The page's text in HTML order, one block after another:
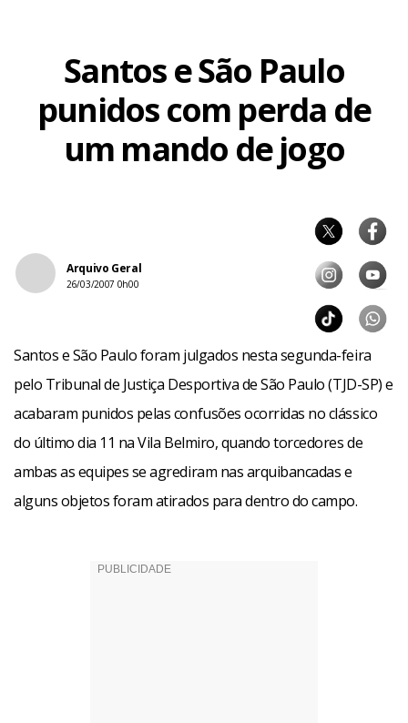
Santos e São Paulo
punidos com perda de
um mando de jogo
Arquivo Geral
26/03/2007 0h00
Santos e São Paulo foram julgados nesta segunda-feira
pelo Tribunal de Justiça Desportiva de São Paulo (TJD-SP) e
acabaram punidos pelas confusões ocorridas no clássico
do último dia 11 na Vila Belmiro, quando torcedores de
ambas as equipes se agrediram nas arquibancadas e
alguns objetos foram atirados para dentro do campo.